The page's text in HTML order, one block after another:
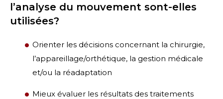
l’analyse du mouvement sont-elles
utilisées?
Orienter les décisions concernant la chirurgie,
l’appareillage/orthétique, la gestion médicale
et/ou la réadaptation
Mieux évaluer les résultats des traitements